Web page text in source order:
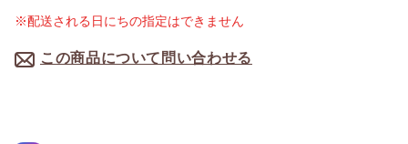
この商品について問い合わせる
※配送される日にちの指定はできません